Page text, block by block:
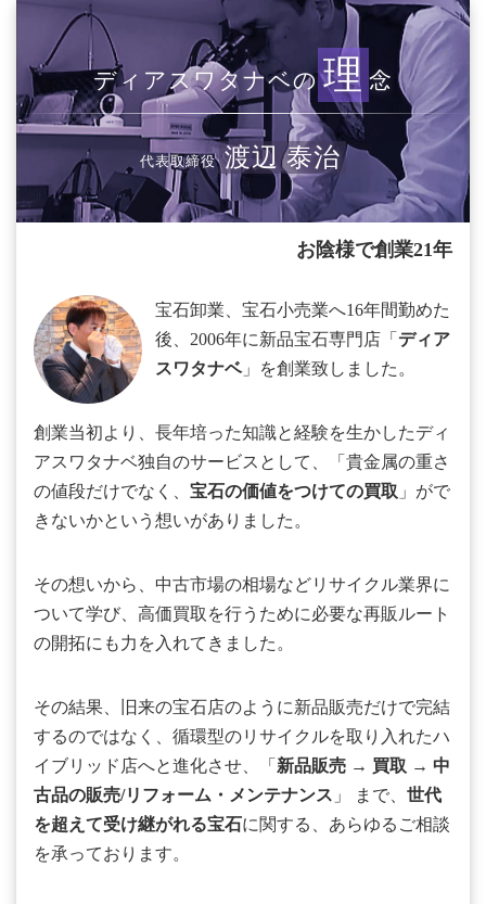
ディアスワタナベの 理 念
代表取締役 渡辺 泰治
お陰様で創業21年
宝石卸業、宝石小売業へ16年間勤めた
後、2006年に新品宝石専門店「 ディア
スワタナベ」を創業致しました。
創業当初より、長年培った知識と経験を生かしたディ
アスワタナベ独自のサービスとして、「貴金属の重さ
の値段だけでなく、 宝石の価値をつけての買取 」がで
きないかという想いがありました。
その想いから、中古市場の相場などリサイクル業界に
ついて学び、高価買取を行うために必要な再販ルート
の開拓にも力を入れてきました。
その結果、旧来の宝石店のように新品販売だけで完結
するのではなく、循環型のリサイクルを取り入れたハ
イブリッド店へと進化させ、「 新品販売 → 買取 → 中
古品の販売/リフォーム・メンテナンス 」 まで、 世代
を超えて受け継がれる宝石に関する、あらゆるご相談
を承っております。